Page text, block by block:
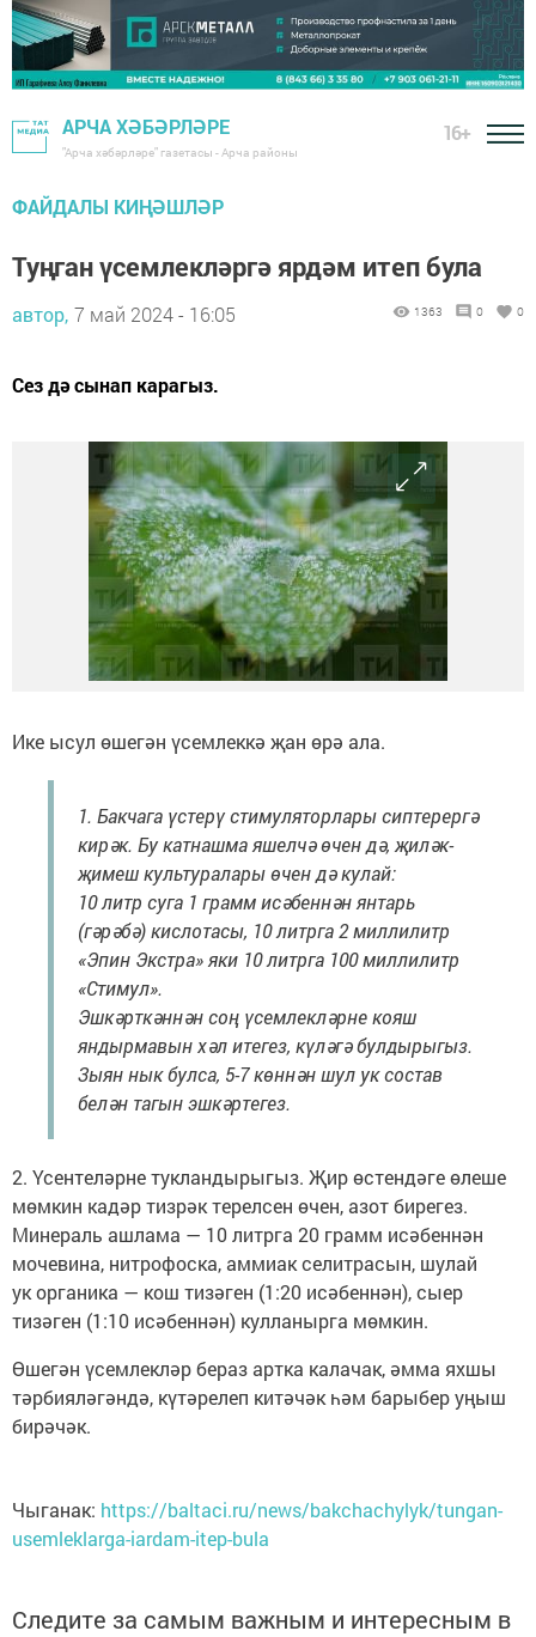
АРЧА ХӘБӘРЛӘРЕ
"Арча хәбәрләре" газетасы - Арча районы
16+
ФАЙДАЛЫ КИҢӘШЛӘР
Туңган үсемлекләргә ярдәм итеп була
автор, 7 май 2024 - 16:05 1363 0 0
Сез дә сынап карагыз.
Ике ысул өшегән үсемлеккә җан өрә ала.
1. Бакчага үстерү стимуляторлары сиптерергә
кирәк. Бу катнашма яшелчә өчен дә, җиләк-
җимеш культуралары өчен дә кулай:
10 литр суга 1 грамм исәбеннән янтарь
(гәрәбә) кислотасы, 10 литрга 2 миллилитр
«Эпин Экстра» яки 10 литрга 100 миллилитр
«Стимул».
Эшкәрткәннән соң үсемлекләрне кояш
яндырмавын хәл итегез, күләгә булдырыгыз.
Зыян нык булса, 5-7 көннән шул ук состав
белән тагын эшкәртегез.
2. Үсентеләрне тукландырыгыз. Җир өстендәге өлеше
мөмкин кадәр тизрәк терелсен өчен, азот бирегез.
Минераль ашлама — 10 литрга 20 грамм исәбеннән
мочевина, нитрофоска, аммиак селитрасын, шулай
ук органика — кош тизәген (1:20 исәбеннән), сыер
тизәген (1:10 исәбеннән) кулланырга мөмкин.
Өшегән үсемлекләр бераз артка калачак, әмма яхшы
тәрбияләгәндә, күтәрелеп китәчәк һәм барыбер уңыш
бирәчәк.
Чыганак: https://baltaci.ru/news/bakchachylyk/tungan-
usemleklarga-iardam-itep-bula
Следите за самым важным и интересным в